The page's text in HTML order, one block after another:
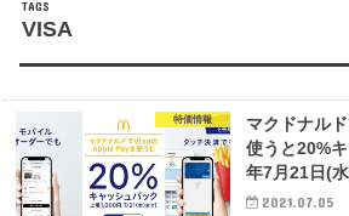
VISA
特価情報
マクドナル
使うと20%
年7月21日(水
2021.07.05